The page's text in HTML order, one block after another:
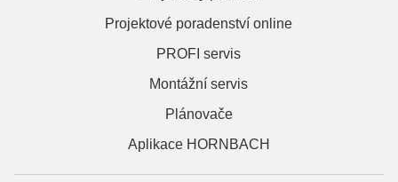
Projektové poradenství online
PROFI servis
Montážní servis
Plánovače
Aplikace HORNBACH